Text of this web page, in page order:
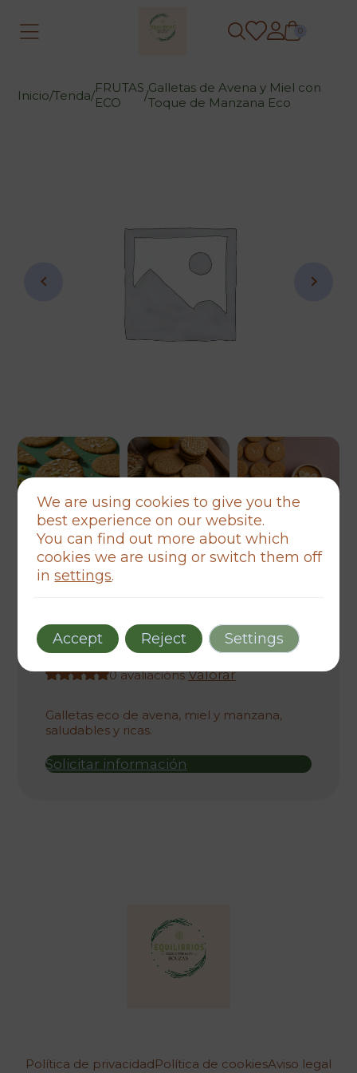
0
Inicio/Tenda/FRUTAS
ECO
/Galletas de Avena y Miel con
Toque de Manzana Eco
galletas eco local saludable
677,00€ O
prezo
era:
677,00 €.
592,38 € O
prezo
é:
0 avaliaciónsValorar
Galletas eco de avena, miel y manzana,
saludables y ricas.
Solicitar información
Política de privacidadPolítica de cookiesAviso legal
We are using cookies to give you the
best experience on our website.
You can find out more about which
cookies we are using or switch them off
insettings.
Accept Reject Settings